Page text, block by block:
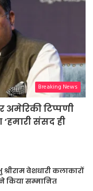
Breaking News
अमेरिकी टिप्पणी
संसद ही
वेशधारी कलाकारों
किया सम्मानित